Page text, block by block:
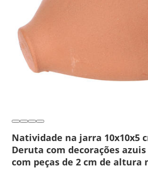
Natividade na jarra 10x10x5
Deruta com decorações
com peças de 2 cm de altura